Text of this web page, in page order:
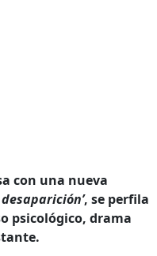
con una nueva
, se perfila
psicológico, drama